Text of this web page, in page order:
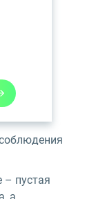
– пустая